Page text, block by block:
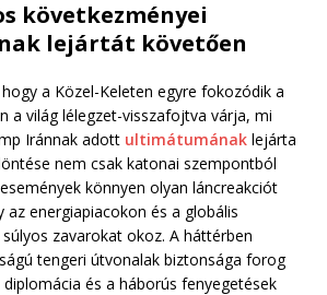
következményei
lejártát követően
a Közel-Keleten egyre fokozódik a
a világ lélegzet-visszafojtva várja, mi
Iránnak adott ultimátumának lejárta
nem csak katonai szempontból
könnyen olyan láncreakciót
az energiapiacokon és a globális
zavarokat okoz. A háttérben
tengeri útvonalak biztonsága forog
és a háborús fenyegetések